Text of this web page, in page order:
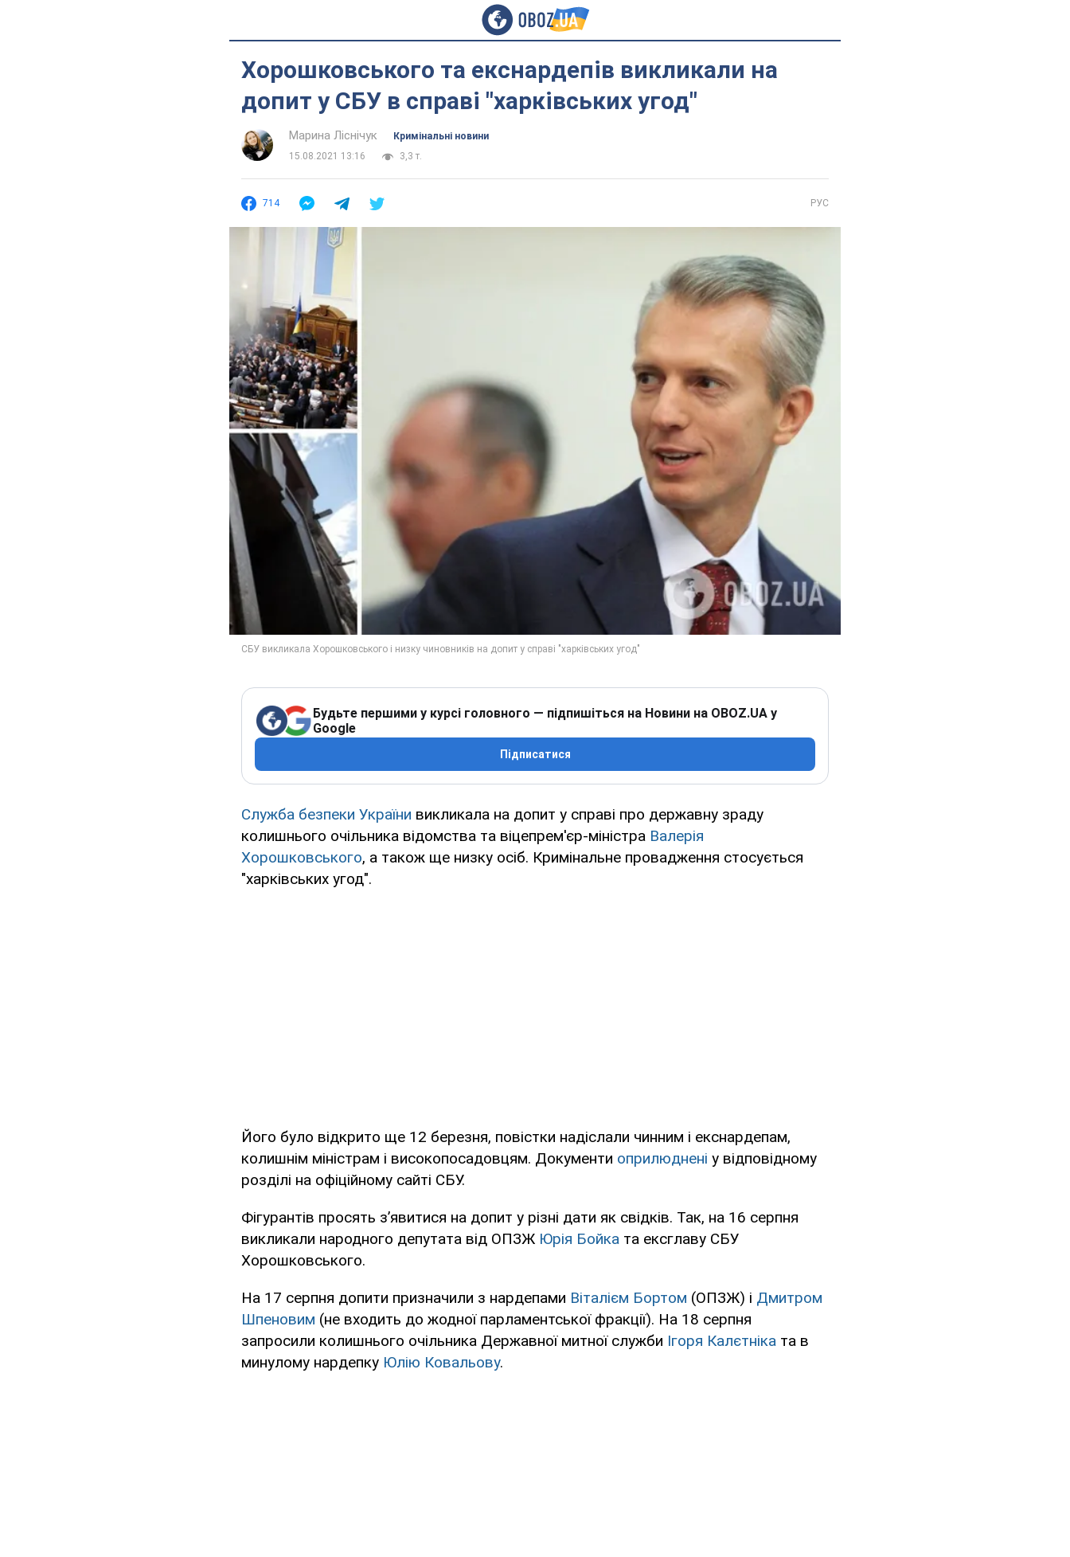
Хорошковського та екснардепів викликали на
допит у СБУ в справі "харківських угод"
Марина Ліснічук
Кримінальні новини
15.08.2021 13:16
3,3 т.
714 РУС
Будьте першими у курсі головного — підпишіться на Новини на OBOZ.UA у
Google
Підписатися
Служба безпеки України викликала на допит у справі про державну зраду
колишнього очільника відомства та віцепрем'єр-міністра Валерія
Хорошковського, а також ще низку осіб. Кримінальне провадження стосується
"харківських угод".
Його було відкрито ще 12 березня, повістки надіслали чинним і екснардепам,
колишнім міністрам і високопосадовцям. Документи оприлюднені у відповідному
розділі на офіційному сайті СБУ.
Фігурантів просять з’явитися на допит у різні дати як свідків. Так, на 16 серпня
викликали народного депутата від ОПЗЖ Юрія Бойка та ексглаву СБУ
Хорошковського.
На 17 серпня допити призначили з нардепами Віталієм Бортом (ОПЗЖ) і Дмитром
Шпеновим (не входить до жодної парламентської фракції). На 18 серпня
запросили колишнього очільника Державної митної служби Ігоря Калєтніка та в
минулому нардепку Юлію Ковальову.